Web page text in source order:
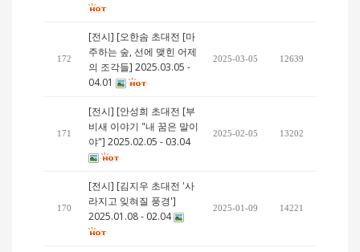
172
[전시] [오한솜 초대전 [마
주하는 숲, 선에 맺힌 어제
의 조각들] 2025.03.05 -
04.01
2025-03-05 12639
171
[전시] [안성희 초대전 [부
비새 이야기 "내 꿈은 말이
야"] 2025.02.05 - 03.04
2025-02-05 13202
170
[전시] [김지우 초대전 '사
라지고 잊혀질 풍경']
2025.01.08 - 02.04
2025-01-09 14221